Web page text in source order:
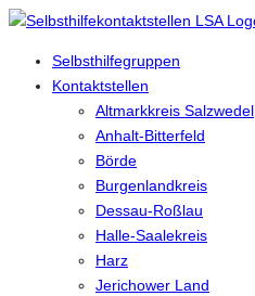
Selbsthilfegruppen
Kontaktstellen
Altmarkkreis Salzwedel
Anhalt-Bitterfeld
Börde
Burgenlandkreis
Dessau-Roßlau
Halle-Saalekreis
Harz
Jerichower Land